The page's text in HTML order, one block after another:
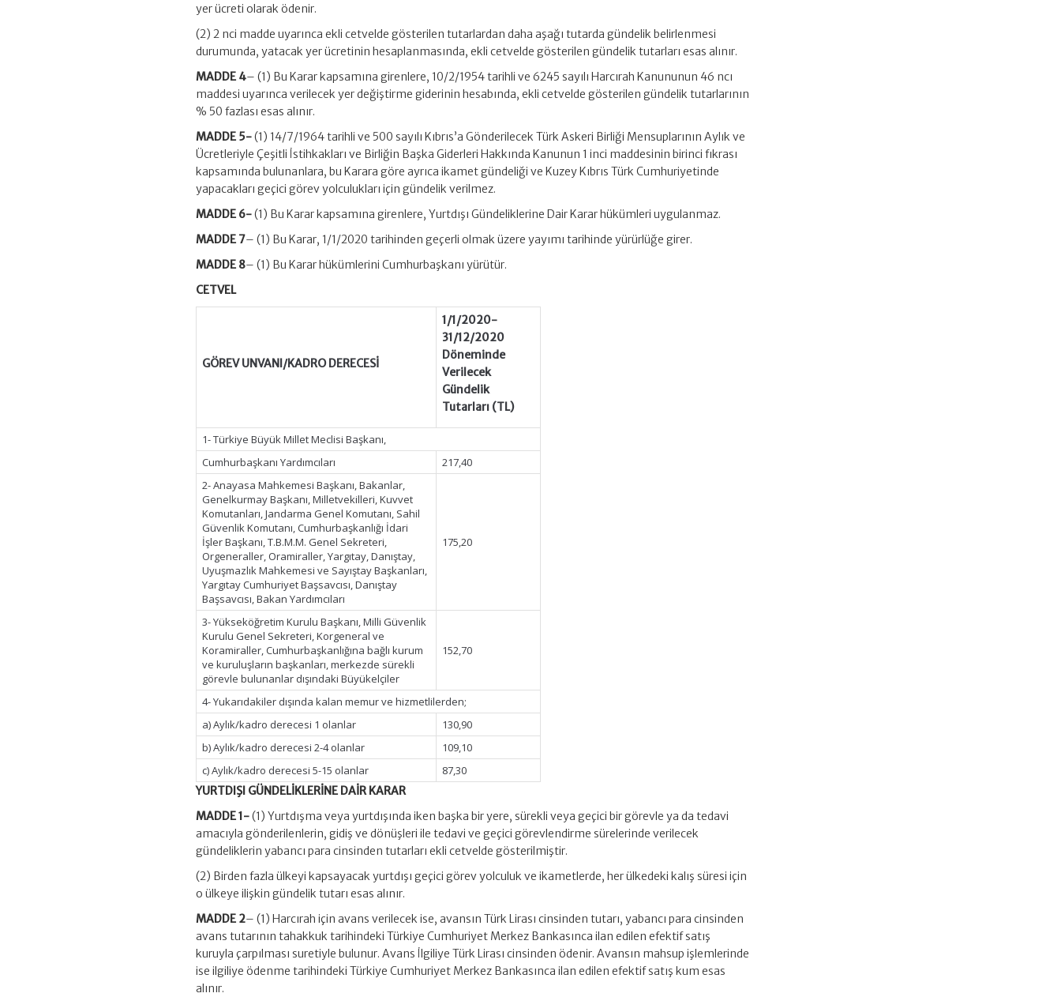
yer ücreti olarak ödenir.
(2) 2 nci madde uyarınca ekli cetvelde gösterilen tutarlardan daha aşağı tutarda gündelik belirlenmesi
durumunda, yatacak yer ücretinin hesaplanmasında, ekli cetvelde gösterilen gündelik tutarları esas alınır.
MADDE 4– (1) Bu Karar kapsamına girenlere, 10/2/1954 tarihli ve 6245 sayılı Harcırah Kanununun 46 ncı
maddesi uyarınca verilecek yer değiştirme giderinin hesabında, ekli cetvelde gösterilen gündelik tutarlarının
% 50 fazlası esas alınır.
MADDE 5-(1) 14/7/1964 tarihli ve 500 sayılı Kıbrıs’a Gönderilecek Türk Askeri Birliği Mensuplarının Aylık ve
Ücretleriyle Çeşitli İstihkakları ve Birliğin Başka Giderleri Hakkında Kanunun 1 inci maddesinin birinci fıkrası
kapsamında bulunanlara, bu Karara göre ayrıca ikamet gündeliği ve Kuzey Kıbrıs Türk Cumhuriyetinde
yapacakları geçici görev yolculukları için gündelik verilmez.
MADDE 6-(1) Bu Karar kapsamına girenlere, Yurtdışı Gündeliklerine Dair Karar hükümleri uygulanmaz.
MADDE 7– (1) Bu Karar, 1/1/2020 tarihinden geçerli olmak üzere yayımı tarihinde yürürlüğe girer.
MADDE 8– (1) Bu Karar hükümlerini Cumhurbaşkanı yürütür.
CETVEL
GÖREV UNVANI/KADRO DERECESİ
1/1/2020-
31/12/2020
Döneminde
Verilecek
Gündelik
Tutarları (TL)
1- Türkiye Büyük Millet Meclisi Başkanı,
Cumhurbaşkanı Yardımcıları
217,40
2- Anayasa Mahkemesi Başkanı, Bakanlar,
Genelkurmay Başkanı, Milletvekilleri, Kuvvet
Komutanları, Jandarma Genel Komutanı, Sahil
Güvenlik Komutanı, Cumhurbaşkanlığı İdari
İşler Başkanı, T.B.M.M. Genel Sekreteri,
Orgeneraller, Oramiraller, Yargıtay, Danıştay,
Uyuşmazlık Mahkemesi ve Sayıştay Başkanları,
Yargıtay Cumhuriyet Başsavcısı, Danıştay
Başsavcısı, Bakan Yardımcıları
175,20
3- Yükseköğretim Kurulu Başkanı, Milli Güvenlik
Kurulu Genel Sekreteri, Korgeneral ve
Koramiraller, Cumhurbaşkanlığına bağlı kurum
ve kuruluşların başkanları, merkezde sürekli
görevle bulunanlar dışındaki Büyükelçiler
152,70
4- Yukarıdakiler dışında kalan memur ve hizmetlilerden;
a) Aylık/kadro derecesi 1 olanlar
130,90
b) Aylık/kadro derecesi 2-4 olanlar
109,10
c) Aylık/kadro derecesi 5-15 olanlar
87,30
YURTDIŞI GÜNDELİKLERİNE DAİR KARAR
MADDE 1-(1) Yurtdışma veya yurtdışında iken başka bir yere, sürekli veya geçici bir görevle ya da tedavi
amacıyla gönderilenlerin, gidiş ve dönüşleri ile tedavi ve geçici görevlendirme sürelerinde verilecek
gündeliklerin yabancı para cinsinden tutarları ekli cetvelde gösterilmiştir.
(2) Birden fazla ülkeyi kapsayacak yurtdışı geçici görev yolculuk ve ikametlerde, her ülkedeki kalış süresi için
o ülkeye ilişkin gündelik tutarı esas alınır.
MADDE 2– (1) Harcırah için avans verilecek ise, avansın Türk Lirası cinsinden tutarı, yabancı para cinsinden
avans tutarının tahakkuk tarihindeki Türkiye Cumhuriyet Merkez Bankasınca ilan edilen efektif satış
kuruyla çarpılması suretiyle bulunur. Avans İlgiliye Türk Lirası cinsinden ödenir. Avansın mahsup işlemlerinde
ise ilgiliye ödenme tarihindeki Türkiye Cumhuriyet Merkez Bankasınca ilan edilen efektif satış kum esas
alınır.